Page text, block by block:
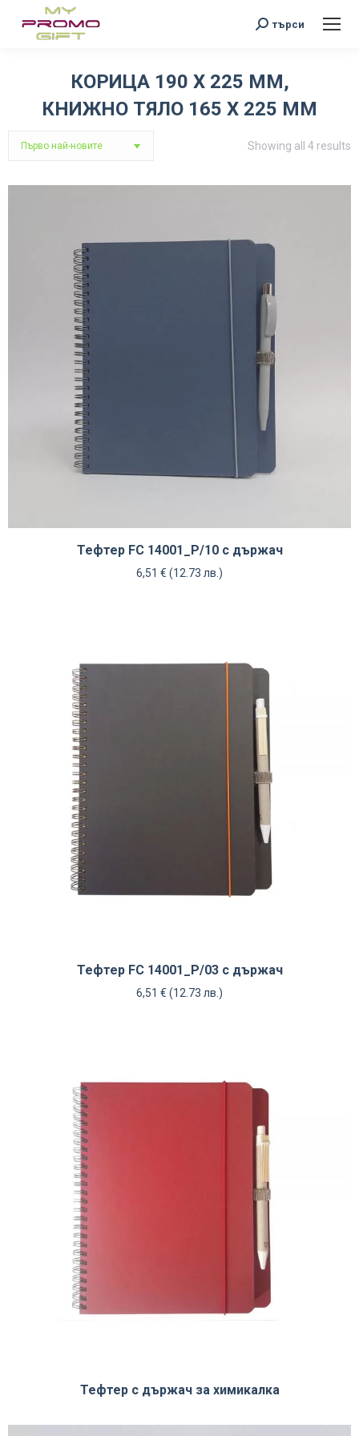
Search:
търси
КОРИЦА 190 Х 225 ММ,
КНИЖНО ТЯЛО 165 Х 225 ММ
Showing all 4 results
Тефтер FC 14001_P/10 с държач
6,51 € (12.73 лв.)
Тефтер FC 14001_P/03 с държач
6,51 € (12.73 лв.)
Тефтер с държач за химикалка